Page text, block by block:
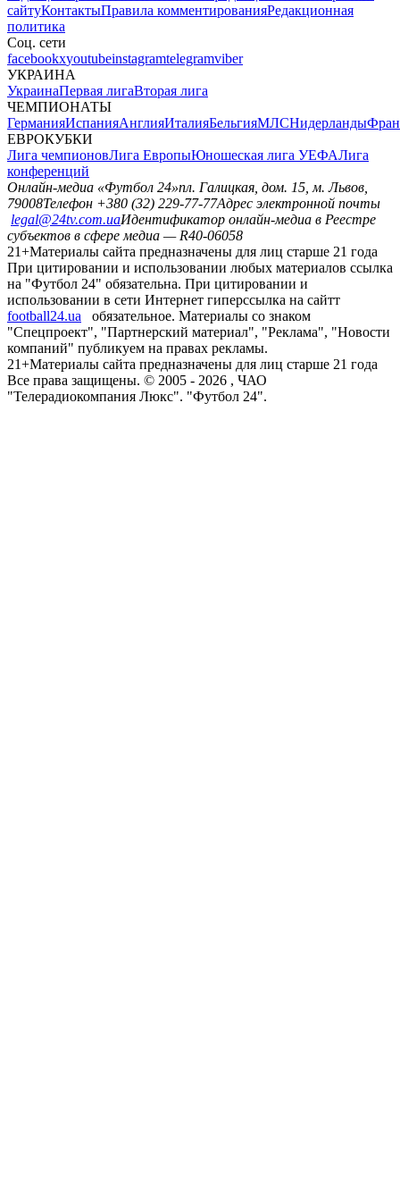
сайтуКонтактыПравила комментированияРедакционная
политика
Соц. сети
facebookxyoutubeinstagramtelegramviber
УКРАИНА
УкраинаПервая лигаВторая лига
ЧЕМПИОНАТЫ
ГерманияИспанияАнглияИталияБельгияМЛСНидерланды
ЕВРОКУБКИ
Лига чемпионовЛига ЕвропыЮношеская лига УЕФАЛига
конференций
Онлайн-медиа «Футбол 24»пл. Галицкая, дом. 15, м. Львов,
79008Телефон +380 (32) 229-77-77Адрес электронной почты
legal@24tv.com.uaИдентификатор онлайн-медиа в Реестре
субъектов в сфере медиа — R40-06058
21+Материалы сайта предназначены для лиц старше 21 года
При цитировании и использовании любых материалов ссылка
на "Футбол 24" обязательна. При цитировании и
использовании в сети Интернет гиперссылка на сайтт
football24.ua
обязательное. Материалы со знаком
"Спецпроект", "Партнерский материал", "Реклама", "Новости
компаний" публикуем на правах рекламы.
21+Материалы сайта предназначены для лиц старше 21 года
Все права защищены. © 2005 - 2026 , ЧАО
"Телерадиокомпания Люкс". "Футбол 24".